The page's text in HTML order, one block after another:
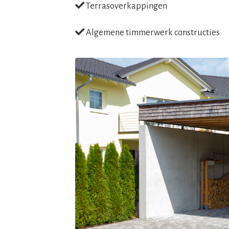
Terrasoverkappingen
Algemene timmerwerk constructies